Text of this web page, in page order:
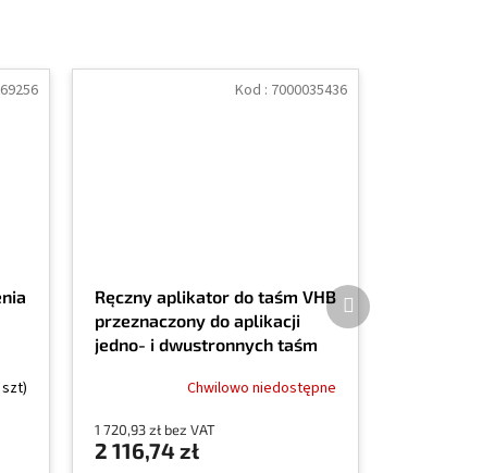
Ręczny aplikator do taśm VHB
przeznaczony do aplikacji
jedno- i dwustronnych taśm
Chwilowo niedostępne
1 720,93 zł bez VAT
2 116,74 zł
Kod : 7000035436
Produkt
następny